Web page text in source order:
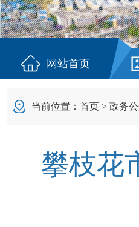
网站首页
当前位置： 首页 > 政务
攀枝花